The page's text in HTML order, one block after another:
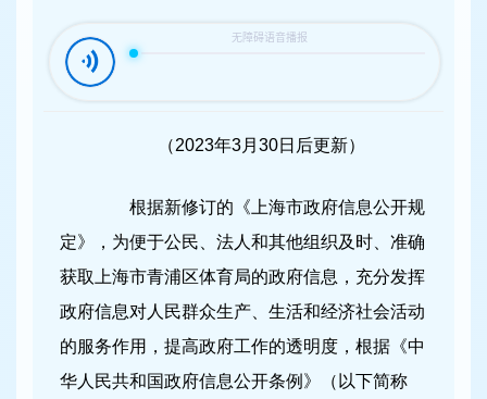
（2023年3月30日后更新）
根据新修订的《上海市政府信息公开规
定》，为便于公民、法人和其他组织及时、准确
获取上海市青浦区体育局的政府信息，充分发挥
政府信息对人民群众生产、生活和经济社会活动
的服务作用，提高政府工作的透明度，根据《中
华人民共和国政府信息公开条例》（以下简称